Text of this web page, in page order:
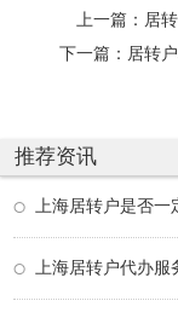
上一篇： 居
下一篇： 居转
推荐资讯
上海居转户是否
上海居转户代办